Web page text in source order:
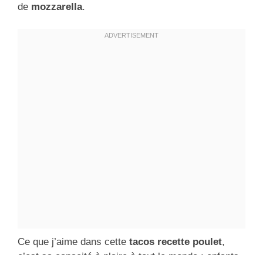
de mozzarella.
Ce que j’aime dans cette tacos recette poulet,